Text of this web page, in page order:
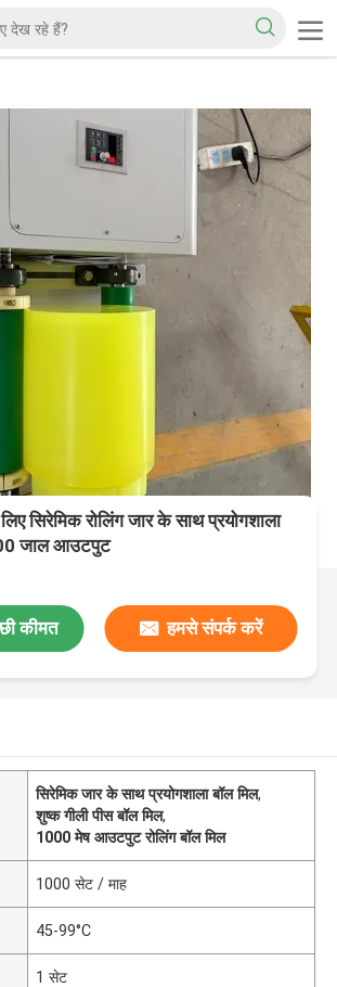
सिरेमिक रोलिंग जार के साथ प्रयोगशाला
जाल आउटपुट
कीमत हमसे संपर्क करें
सिरेमिक जार के साथ प्रयोगशाला बॉल मिल,
शुष्क गीली पीस बॉल मिल,
1000 मेष आउटपुट रोलिंग बॉल मिल
1000 सेट / माह
45-99°C
1 सेट